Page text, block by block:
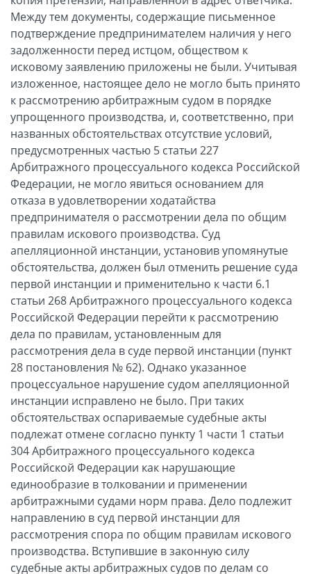
Между тем документы, содержащие письменное
подтверждение предпринимателем наличия у него
задолженности перед истцом, обществом к
исковому заявлению приложены не были. Учитывая
изложенное, настоящее дело не могло быть принято
к рассмотрению арбитражным судом в порядке
упрощенного производства, и, соответственно, при
названных обстоятельствах отсутствие условий,
предусмотренных частью 5 статьи 227
Арбитражного процессуального кодекса Российской
Федерации, не могло явиться основанием для
отказа в удовлетворении ходатайства
предпринимателя о рассмотрении дела по общим
правилам искового производства. Суд
апелляционной инстанции, установив упомянутые
обстоятельства, должен был отменить решение суда
первой инстанции и применительно к части 6.1
статьи 268 Арбитражного процессуального кодекса
Российской Федерации перейти к рассмотрению
дела по правилам, установленным для
рассмотрения дела в суде первой инстанции (пункт
28 постановления № 62). Однако указанное
процессуальное нарушение судом апелляционной
инстанции исправлено не было. При таких
обстоятельствах оспариваемые судебные акты
подлежат отмене согласно пункту 1 части 1 статьи
304 Арбитражного процессуального кодекса
Российской Федерации как нарушающие
единообразие в толковании и применении
арбитражными судами норм права. Дело подлежит
направлению в суд первой инстанции для
рассмотрения спора по общим правилам искового
производства. Вступившие в законную силу
судебные акты арбитражных судов по делам со